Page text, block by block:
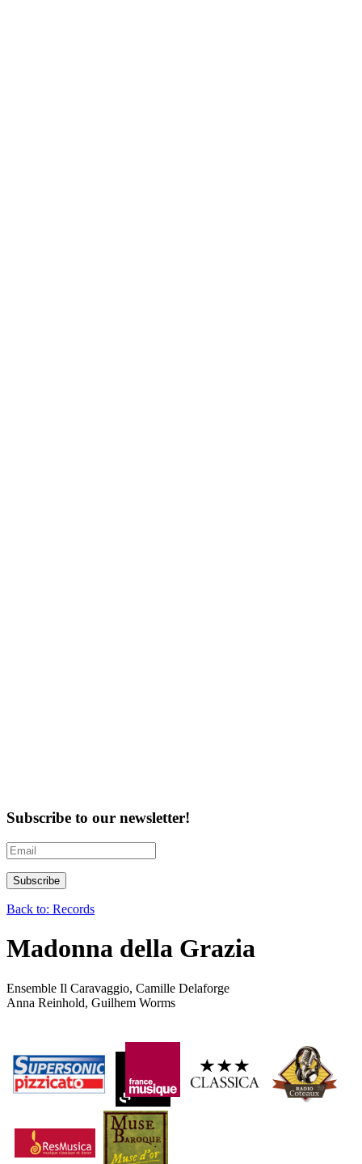
Subscribe to our newsletter!
Back to: Records
Madonna della Grazia
Ensemble Il Caravaggio, Camille Delaforge
Anna Reinhold, Guilhem Worms